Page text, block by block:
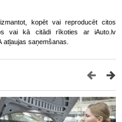
kopēt vai reproducēt citos
vai kā citādi rīkoties ar iAuto.lv
saņemšanas.